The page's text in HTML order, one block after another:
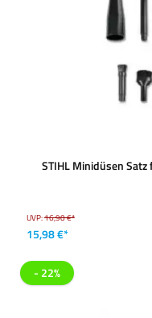
STIHL Minidüsen
UVP:16,90 €*
15,98 €*
- 22%